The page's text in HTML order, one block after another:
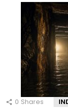
0 Shares